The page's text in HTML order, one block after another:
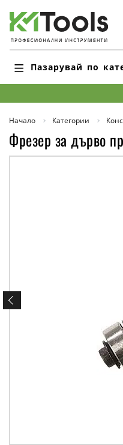
Пазарувай по
Начало Категории
Фрезер за дърво